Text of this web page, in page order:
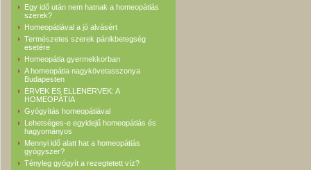
Egy idő után nem hatnak a homeopátiás
szerek?
Homeopátiával a jó alvásért
Természetes szerek pánikbetegség
esetére
Homeopátia gyermekkorban
A homeopátia nagykövetasszonya
Budapesten
ÉRVEK ÉS ELLENÉRVEK: A
HOMEOPÁTIA
Gyógyítás homeopátiával
Lehetséges-e egyidejű homeopátiás és
hagyományos
Mennyi idő alatt hat a homeopátiás
gyógyszer?
Tényleg gyógyít a rezegtetett víz?